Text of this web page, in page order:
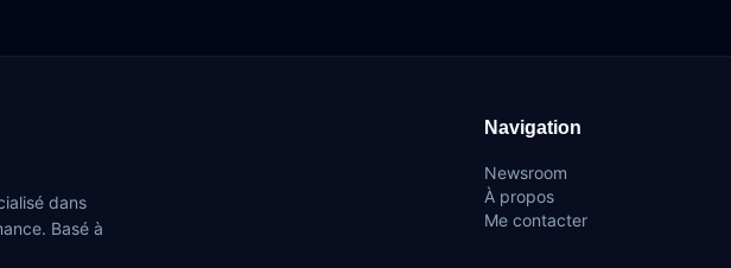
dans
Basé à
Navigation
Newsroom
À propos
Me contacter